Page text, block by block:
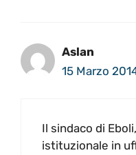
Aslan
15 Marzo
Il sindaco di
istituzionale in